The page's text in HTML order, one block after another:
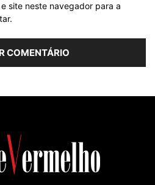
site neste navegador para a